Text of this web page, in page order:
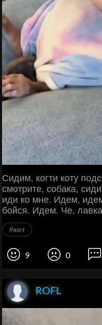
Сидим, когти коту
смотрите, собака,
иди ко мне. Идем,
бойся. Идем. Че,
#кот
9 0
ROFL